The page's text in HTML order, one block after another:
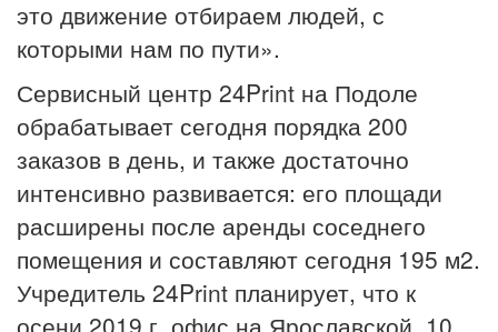
это движение отбираем людей, с
которыми нам по пути».
Сервисный центр 24Print на Подоле
обрабатывает сегодня порядка 200
заказов в день, и также достаточно
интенсивно развивается: его площади
расширены после аренды соседнего
помещения и составляют сегодня 195 м2.
Учредитель 24Print планирует, что к
осени 2019 г. офис на Ярославской, 10